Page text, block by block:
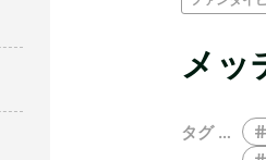
メッ
タグ …